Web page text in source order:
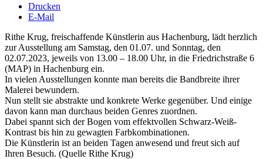
Drucken
E-Mail
Rithe Krug, freischaffende Künstlerin aus Hachenburg, lädt herzlich
zur Ausstellung am Samstag, den 01.07. und Sonntag, den
02.07.2023, jeweils von 13.00 – 18.00 Uhr, in die Friedrichstraße 6
(MAP) in Hachenburg ein.
In vielen Ausstellungen konnte man bereits die Bandbreite ihrer
Malerei bewundern.
Nun stellt sie abstrakte und konkrete Werke gegenüber. Und einige
davon kann man durchaus beiden Genres zuordnen.
Dabei spannt sich der Bogen vom effektvollen Schwarz-Weiß-
Kontrast bis hin zu gewagten Farbkombinationen.
Die Künstlerin ist an beiden Tagen anwesend und freut sich auf
Ihren Besuch. (Quelle Rithe Krug)